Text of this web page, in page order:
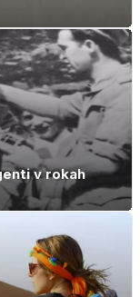
v rokah